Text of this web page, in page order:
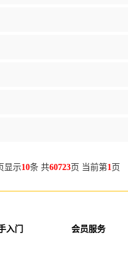
显示10条 共60723页 当前第1页
入门 会员服务